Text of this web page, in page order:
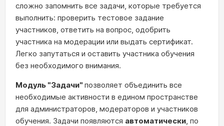
сложно запомнить все задачи, которые требуется
выполнить: проверить тестовое задание
участников, ответить на вопрос, одобрить
участника на модерации или выдать сертификат.
Легко запутаться и оставить участника обучения
без необходимого внимания.
Модуль "Задачи" позволяет объединить все
необходимые активности в едином пространстве
для администраторов, модераторов и участников
обучения. Задачи появляются автоматически, по